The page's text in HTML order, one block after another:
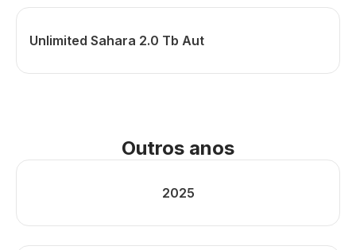
Unlimited Sahara 2.0 Tb Aut
Outros anos
2025